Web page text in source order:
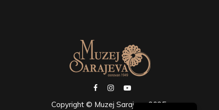
Copyright © Muzej Sarajeva 2025.